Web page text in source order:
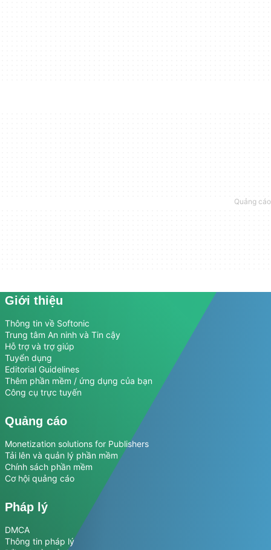
Giới thiệu
Thông tin về Softonic
Trung tâm An ninh và Tin cậy
Hỗ trợ và trợ giúp
Tuyển dụng
Editorial Guidelines
Thêm phần mềm / ứng dụng của bạn
Công cụ trực tuyến
Quảng cáo
Monetization solutions for Publishers
Tải lên và quản lý phần mềm
Chính sách phần mềm
Cơ hội quảng cáo
Pháp lý
DMCA
Thông tin pháp lý